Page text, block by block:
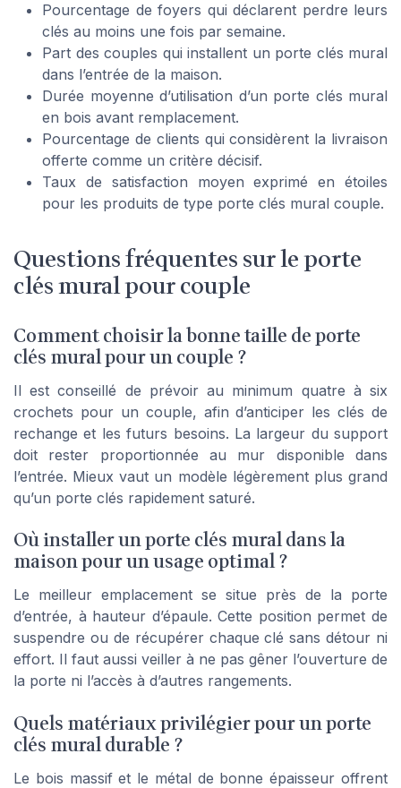
Pourcentage de foyers qui déclarent perdre leurs
clés au moins une fois par semaine.
Part des couples qui installent un porte clés mural
dans l’entrée de la maison.
Durée moyenne d’utilisation d’un porte clés mural
en bois avant remplacement.
Pourcentage de clients qui considèrent la livraison
offerte comme un critère décisif.
Taux de satisfaction moyen exprimé en étoiles
pour les produits de type porte clés mural couple.
Questions fréquentes sur le porte
clés mural pour couple
Comment choisir la bonne taille de porte
clés mural pour un couple ?
Il est conseillé de prévoir au minimum quatre à six
crochets pour un couple, afin d’anticiper les clés de
rechange et les futurs besoins. La largeur du support
doit rester proportionnée au mur disponible dans
l’entrée. Mieux vaut un modèle légèrement plus grand
qu’un porte clés rapidement saturé.
Où installer un porte clés mural dans la
maison pour un usage optimal ?
Le meilleur emplacement se situe près de la porte
d’entrée, à hauteur d’épaule. Cette position permet de
suspendre ou de récupérer chaque clé sans détour ni
effort. Il faut aussi veiller à ne pas gêner l’ouverture de
la porte ni l’accès à d’autres rangements.
Quels matériaux privilégier pour un porte
clés mural durable ?
Le bois massif et le métal de bonne épaisseur offrent